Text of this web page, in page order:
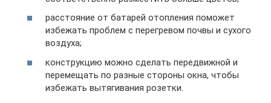
расстояние от батарей отопления поможет
избежать проблем с перегревом почвы и сухого
воздуха;
конструкцию можно сделать передвижной и
перемещать по разные стороны окна, чтобы
избежать вытягивания розетки.